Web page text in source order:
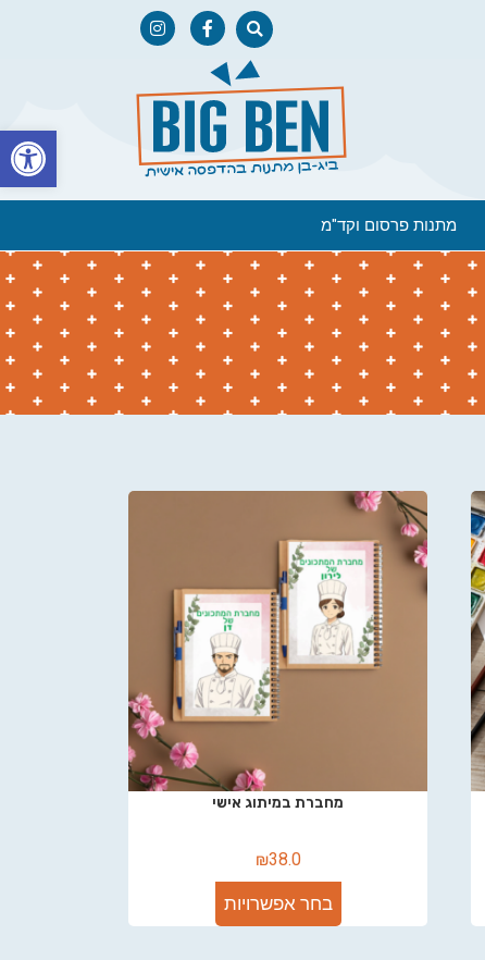
מתנות פרסום וקד"מ
מחברת במיתוג אישי
₪38.0
בחר אפשרויות